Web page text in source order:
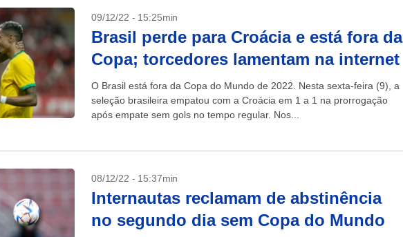
09/12/22 - 15:25min
Brasil perde para Croácia e está fora da
Copa; torcedores lamentam na internet
O Brasil está fora da Copa do Mundo de 2022. Nesta sexta-feira (9), a
seleção brasileira empatou com a Croácia em 1 a 1 na prorrogação
após empate sem gols no tempo regular. Nos...
08/12/22 - 15:37min
Internautas reclamam de abstinência
no segundo dia sem Copa do Mundo